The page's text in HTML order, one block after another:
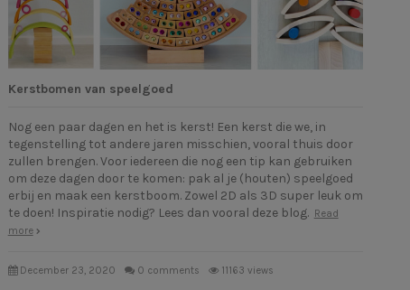
Kerstbomen van speelgoed
Nog een paar dagen en het is kerst! Een kerst die we, in
tegenstelling tot andere jaren misschien, vooral thuis door
zullen brengen. Voor iedereen die nog een tip kan gebruiken
om deze dagen door te komen: pak al je (houten) speelgoed
erbij en maak een kerstboom. Zowel 2D als 3D super leuk om
te doen! Inspiratie nodig? Lees dan vooral deze blog. Read
more
December 23, 2020 0 comments 11163 views